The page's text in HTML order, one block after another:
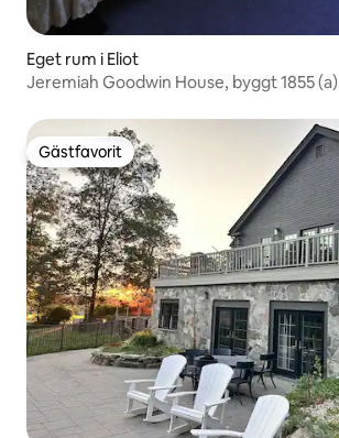
Eget rum i Eliot
Jeremiah Goodwin House, byggt 1855 (a)
Gästfavorit
Gästfavorit